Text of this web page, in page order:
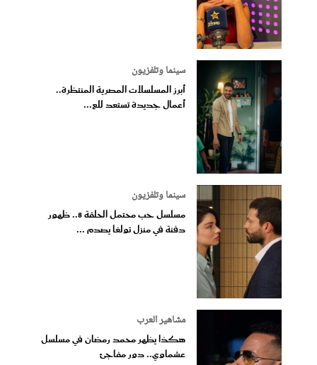
سينما وتلفزيون
أبرز المسلسلات المصرية المنتظرة..
أعمال جديدة تستعد للع...
سينما وتلفزيون
مسلسل حب محتمل الحلقة 8.. ظهور
دفنة في منزل تولغا يصدم ...
مشاهير العرب
هكذا يظهر محمد رمضان في مسلسل
عشماوي.. دور مفاجئ